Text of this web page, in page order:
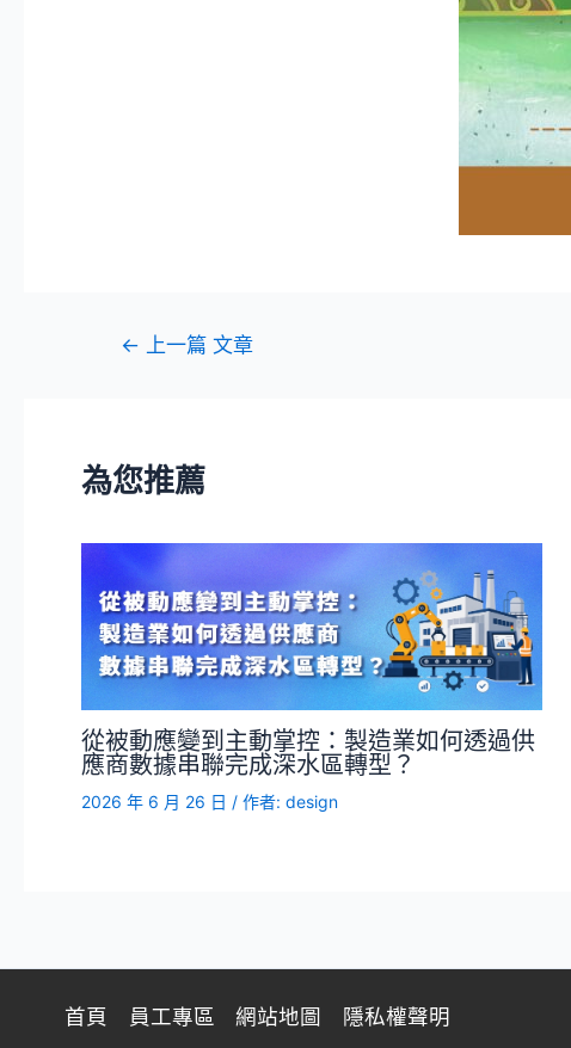
← 上一篇 文章
為您推薦
從被動應變到主動掌控：製造業如何透過供
應商數據串聯完成深水區轉型？
2026 年 6 月 26 日 / 作者: design
首頁 員工專區 網站地圖 隱私權聲明